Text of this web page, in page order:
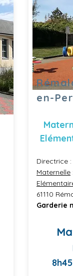
en-
Directrice
Maternelle
61110
Garderie